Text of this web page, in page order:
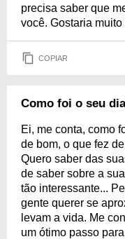
precisa saber que
você. Gostaria
COPIAR
Como foi o seu
Ei, me conta, como
de bom, o que fez
Quero saber das
de saber sobre a
tão interessante...
gente querer se
levam a vida. Me
um ótimo passo